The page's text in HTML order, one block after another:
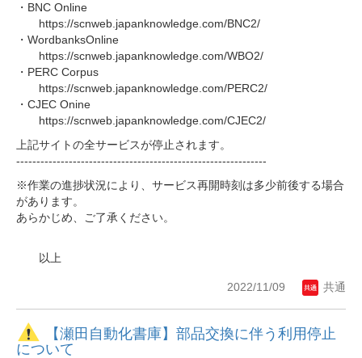
・BNC Online
https://scnweb.japanknowledge.com/BNC2/
・WordbanksOnline
https://scnweb.japanknowledge.com/WBO2/
・PERC Corpus
https://scnweb.japanknowledge.com/PERC2/
・CJEC Onine
https://scnweb.japanknowledge.com/CJEC2/
上記サイトの全サービスが停止されます。
--------------------------------------------------------------
※作業の進捗状況により、サービス再開時刻は多少前後する場合
があります。
あらかじめ、ご了承ください。
以上
2022/11/09 共通
【瀬田自動化書庫】部品交換に伴う利用停止
について